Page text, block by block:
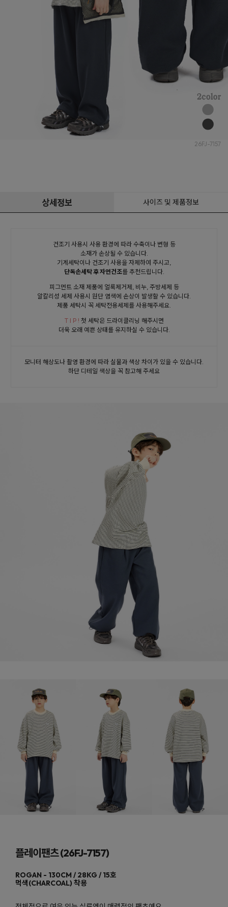
26FJ-7157
상세정보 사이즈 및 제품정보
건조기 사용시 사용 환경에 따라 수축이나 변형 등
소재가 손상될 수 있습니다.
기계세탁이나 건조기 사용을 자제하여 주시고,
단독손세탁 후 자연건조를 추천드립니다.
피그먼트 소재 제품에 얼룩제거제, 비누, 주방세제 등
알칼리성 세제 사용시 원단 염색에 손상이 발생할 수 있습니다.
제품 세탁시 꼭 세탁전용세제를 사용해주세요.
T I P ! 첫 세탁은 드라이클리닝 해주시면
더욱 오래 예쁜 상태를 유지하실 수 있습니다.
모니터 해상도나 촬영 환경에 따라 실물과 색상 차이가 있을 수 있습니다.
하단 디테일 색상을 꼭 참고해 주세요
플레이팬츠 (26FJ-7157)
먹색(CHARCOAL)